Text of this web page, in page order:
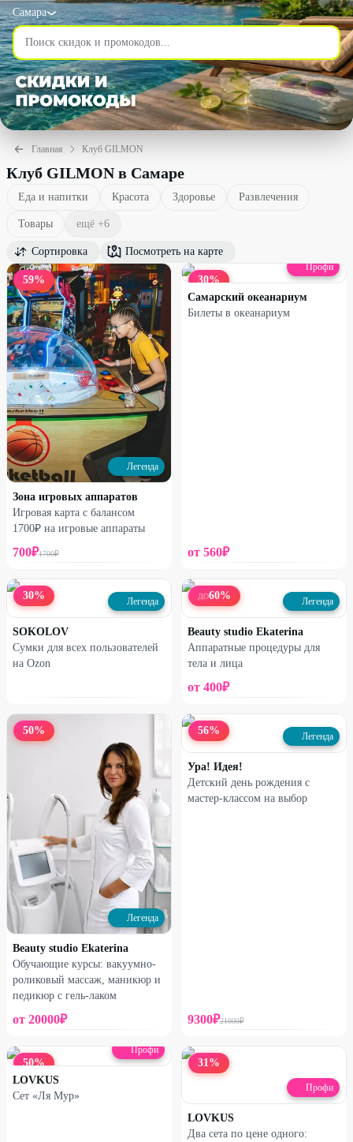
Самара
Главная Клуб GILMON
Клуб GILMON в Самаре
Еда и напитки Красота Здоровье Развлечения
Товары ещё +6
Сортировка Посмотреть на карте
59%
Легенда
Зона игровых аппаратов
Игровая карта с балансом
1700₽ на игровые аппараты
700₽1700₽
30%
Профи
Самарский океанариум
Билеты в океанариум
от 560₽
30% Легенда
SOKOLOV
Сумки для всех пользователей
на Ozon
ДО60% Легенда
Beauty studio Ekaterina
Аппаратные процедуры для
тела и лица
от 400₽
50%
Легенда
Beauty studio Ekaterina
Обучающие курсы: вакуумно-
роликовый массаж, маникюр и
педикюр с гель-лаком
от 20000₽
56% Легенда
Ура! Идея!
Детский день рождения с
мастер-классом на выбор
9300₽21000₽
50%
Профи
LOVKUS
Сет «Ля Мур»
31 %
Профи
LOVKUS
Два сета по цене одного: